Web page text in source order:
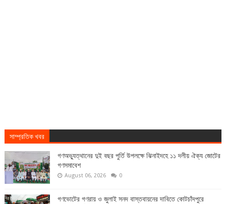
সাম্প্রতিক খবর
গণঅভ্যুত্থানের দুই বছর পুর্তি উপলক্ষে ঝিনাইদহে ১১ দলীয় ঐক্য জোটের
গণসমাবেশ
August 06, 2026 0
গণভোটের গণরায় ও জুলাই সনদ বাস্তবায়নের দাবিতে কোটচাঁদপুরে